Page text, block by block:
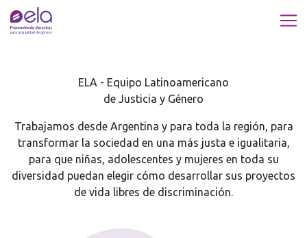
ELA - Equipo Latinoamericano
de Justicia y Género
Trabajamos desde Argentina y para toda la región, para
transformar la sociedad en una más justa e igualitaria,
para que niñas, adolescentes y mujeres en toda su
diversidad puedan elegir cómo desarrollar sus proyectos
de vida libres de discriminación.